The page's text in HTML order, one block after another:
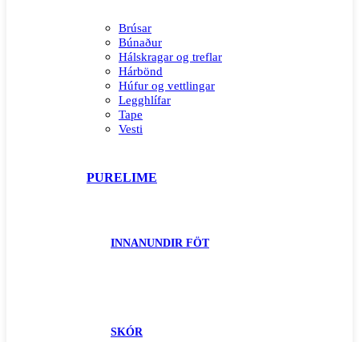
Brúsar
Búnaður
Hálskragar og treflar
Hárbönd
Húfur og vettlingar
Legghlífar
Tape
Vesti
PURELIME
INNANUNDIR FÖT
SKÓR